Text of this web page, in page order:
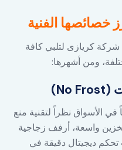
خصائصها الفنية
شركة كريازى لتلبي كافة
ومن أشهرها:
في الأسواق نظراً لتقنية منع
تخزين واسعة، أرفف زجاجية
ديجيتال دقيقة في